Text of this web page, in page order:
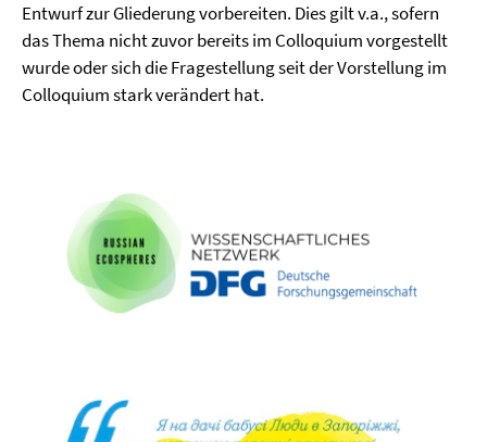
Entwurf zur Gliederung vorbereiten. Dies gilt v.a., sofern
das Thema nicht zuvor bereits im Colloquium vorgestellt
wurde oder sich die Fragestellung seit der Vorstellung im
Colloquium stark verändert hat.